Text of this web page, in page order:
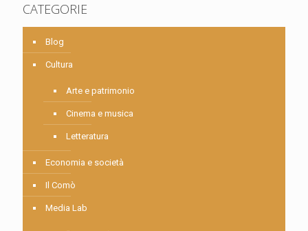
CATEGORIE
Blog
Cultura
Arte e patrimonio
Cinema e musica
Letteratura
Economia e società
Il Comò
Media Lab